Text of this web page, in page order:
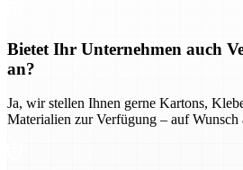
Bietet Ihr Unternehmen auch
an?
Ja, wir stellen Ihnen gerne Kartons,
Materialien zur Verfügung – auf